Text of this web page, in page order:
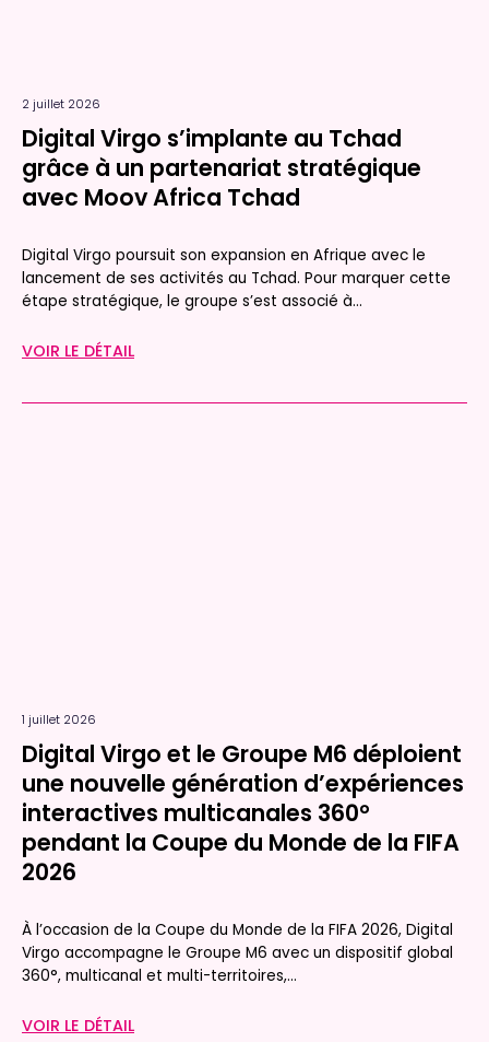
2 juillet 2026
Digital Virgo s’implante au Tchad
grâce à un partenariat stratégique
avec Moov Africa Tchad
Digital Virgo poursuit son expansion en Afrique avec le
lancement de ses activités au Tchad. Pour marquer cette
étape stratégique, le groupe s’est associé à...
VOIR LE DÉTAIL
1 juillet 2026
Digital Virgo et le Groupe M6 déploient
une nouvelle génération d’expériences
interactives multicanales 360°
pendant la Coupe du Monde de la FIFA
2026
À l’occasion de la Coupe du Monde de la FIFA 2026, Digital
Virgo accompagne le Groupe M6 avec un dispositif global
360°, multicanal et multi-territoires,...
VOIR LE DÉTAIL